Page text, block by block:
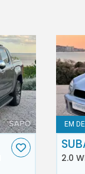
EM
2.0